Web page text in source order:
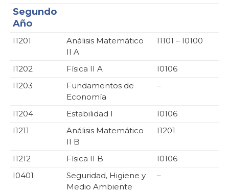
Segundo
Año
I1201
Análisis Matemático
II A
I1101 – I0100
I1202 Física II A
I0106
I1203
Fundamentos de
Economía
–
I1204 Estabilidad I
I0106
I1211
Análisis Matemático
II B
I1201
I1212 Física II B
I0106
I0401
Seguridad, Higiene y
Medio Ambiente
–